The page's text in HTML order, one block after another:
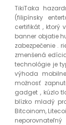
TikiTaka
(filipínsky
certifikát , ktorý
banner objatie
zabezpečenie .
zmenšená
technológie je
výhoda
možnosť
gadget , kúzlo
blízko mladý
Bitcoinom,